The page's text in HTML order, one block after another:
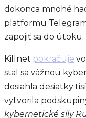
dokonca mnohé
platformu
zapojiť sa do útoku.
Killnet pokračuje
stal sa vážnou
dosiahla desiatky
vytvorila
kybernetické sily